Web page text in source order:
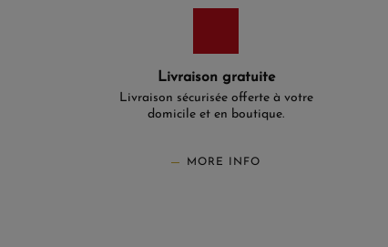
Livraison gratuite
Livraison sécurisée offerte à votre
domicile et en boutique.
MORE INFO